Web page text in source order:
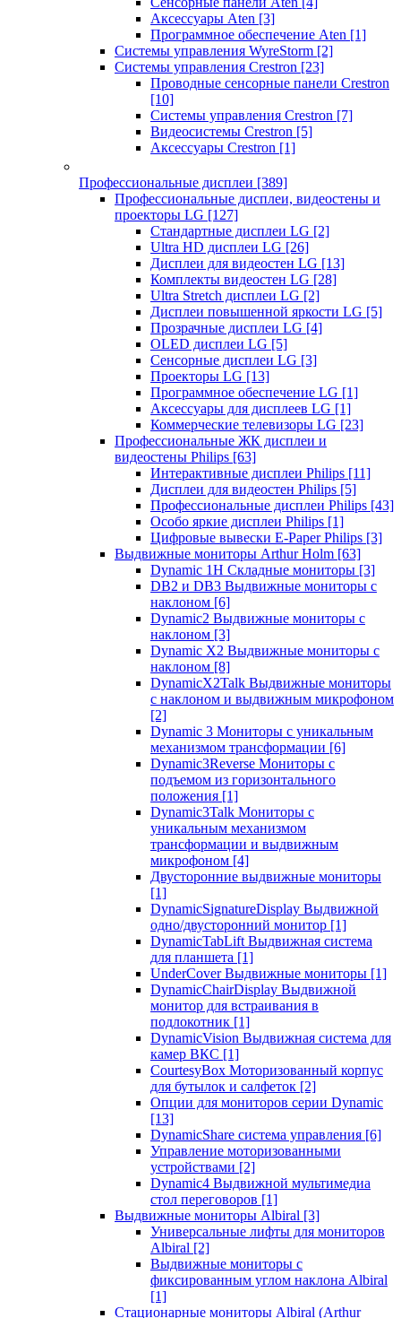
Аксессуары Aten [3]
Программное обеспечение Aten [1]
Системы управления WyreStorm [2]
Системы управления Crestron [23]
Проводные сенсорные панели Crestron
[10]
Системы управления Crestron [7]
Видеосистемы Crestron [5]
Аксессуары Crestron [1]
Профессиональные дисплеи [389]
Профессиональные дисплеи, видеостены и
проекторы LG [127]
Стандартные дисплеи LG [2]
Ultra HD дисплеи LG [26]
Дисплеи для видеостен LG [13]
Комплекты видеостен LG [28]
Ultra Stretch дисплеи LG [2]
Дисплеи повышенной яркости LG [5]
Прозрачные дисплеи LG [4]
OLED дисплеи LG [5]
Сенсорные дисплеи LG [3]
Проекторы LG [13]
Программное обеспечение LG [1]
Аксессуары для дисплеев LG [1]
Коммерческие телевизоры LG [23]
Профессиональные ЖК дисплеи и
видеостены Philips [63]
Интерактивные дисплеи Philips [11]
Дисплеи для видеостен Philips [5]
Профессиональные дисплеи Philips [43]
Особо яркие дисплеи Philips [1]
Цифровые вывески E-Paper Philips [3]
Выдвижные мониторы Arthur Holm [63]
Dynamic 1Н Складные мониторы [3]
DB2 и DB3 Выдвижные мониторы с
наклоном [6]
Dynamic2 Выдвижные мониторы с
наклоном [3]
Dynamic X2 Выдвижные мониторы с
наклоном [8]
DynamicX2Talk Выдвижные мониторы
с наклоном и выдвижным микрофоном
[2]
Dynamic 3 Мониторы с уникальным
механизмом трансформации [6]
Dynamic3Reverse Мониторы с
подъемом из горизонтального
положения [1]
Dynamic3Talk Мониторы с
уникальным механизмом
трансформации и выдвижным
микрофоном [4]
Двусторонние выдвижные мониторы
[1]
DynamicSignatureDisplay Выдвижной
одно/двусторонний монитор [1]
DynamicTabLift Выдвижная система
для планшета [1]
UnderCover Выдвижные мониторы [1]
DynamicChairDisplay Выдвижной
монитор для встраивания в
подлокотник [1]
DynamicVision Выдвижная система для
камер ВКС [1]
CourtesyBox Моторизованный корпус
для бутылок и салфеток [2]
Опции для мониторов серии Dynamic
[13]
DynamicShare система управления [6]
Управление моторизованными
устройствами [2]
Dynamic4 Выдвижной мультимедиа
стол переговоров [1]
Выдвижные мониторы Albiral [3]
Универсальные лифты для мониторов
Albiral [2]
Выдвижные мониторы с
фиксированным углом наклона Albiral
[1]
Стационарные мониторы Albiral (Arthur